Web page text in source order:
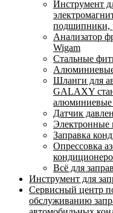
Инструмент
подшипники,
Анализатор
Wigam
Стальные
Алюминиевые
Шланги для
GALAXY
алюминиевые
Датчик
Электронные
Заправка
Опрессовка
Всё для
Инструмент для
Сервисный центр
обслуживанию